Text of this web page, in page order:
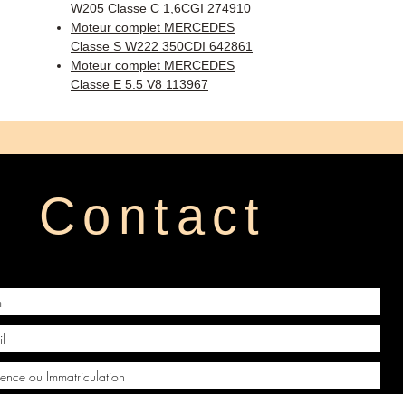
W205 Classe C 1,6CGI 274910
Moteur complet MERCEDES
Classe S W222 350CDI 642861
Moteur complet MERCEDES
Classe E 5.5 V8 113967
Contact